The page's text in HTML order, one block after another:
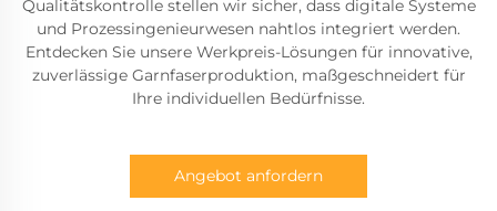
Qualitätskontrolle stellen wir sicher, dass digitale Systeme
und Prozessingenieurwesen nahtlos integriert werden.
Entdecken Sie unsere Werkpreis-Lösungen für innovative,
zuverlässige Garnfaserproduktion, maßgeschneidert für
Ihre individuellen Bedürfnisse.
Angebot anfordern